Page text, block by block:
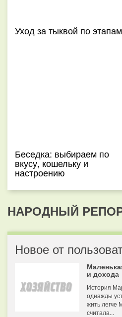
Уход за тыквой по этапам
Беседка: выбираем по
вкусу, кошельку и
настроению
НАРОДНЫЙ
Новое от
и дохода
История
однажды
жить легче
считала...